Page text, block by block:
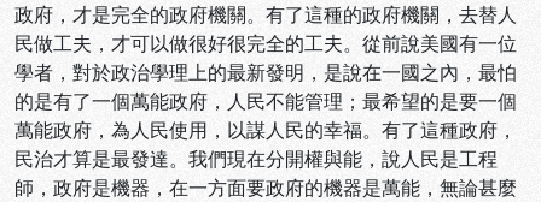
政府，才是完全的政府機關。有了這種的政府機關，去替人
民做工夫，才可以做很好很完全的工夫。從前說美國有一位
學者，對於政治學理上的最新發明，是說在一國之內，最怕
的是有了一個萬能政府，人民不能管理；最希望的是要一個
萬能政府，為人民使用，以謀人民的幸福。有了這種政府，
民治才算是最發達。我們現在分開權與能，說人民是工程
師，政府是機器，在一方面要政府的機器是萬能，無論甚麼